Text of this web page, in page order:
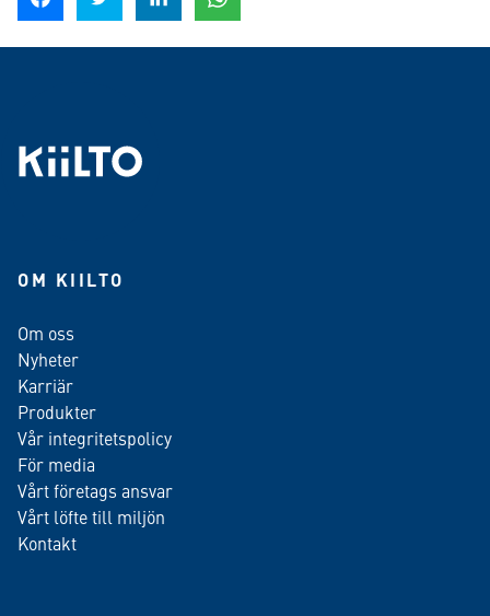
OM KIILTO
Om oss
Nyheter
Karriär
Produkter
Vår integritetspolicy
För media
Vårt företags ansvar
Vårt löfte till miljön
Kontakt